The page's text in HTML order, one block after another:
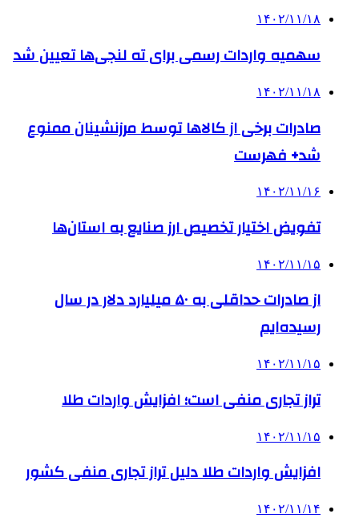
۱۴۰۲/۱۱/۱۸
سهمیه واردات رسمی برای ته لنجی‌ها تعیین شد
۱۴۰۲/۱۱/۱۸
صادرات برخی از کالاها توسط مرزنشینان ممنوع
شد+ فهرست
۱۴۰۲/۱۱/۱۶
تفویض اختیار تخصیص ارز صنایع به استان‌ها
۱۴۰۲/۱۱/۱۵
از صادرات حداقلی به ۵۰ میلیارد دلار در سال
رسیده‌ایم
۱۴۰۲/۱۱/۱۵
تراز تجاری منفی است؛ افزایش واردات طلا
۱۴۰۲/۱۱/۱۵
افزایش واردات طلا دلیل تراز تجاری منفی کشور
۱۴۰۲/۱۱/۱۴